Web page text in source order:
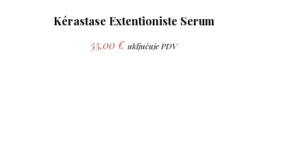
Kérastase Extentioniste Serum
55.00 € uključuje PDV